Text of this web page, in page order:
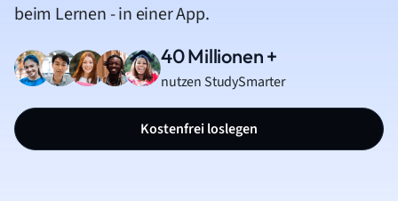
beim Lernen - in einer App.
40 Millionen +
nutzen StudySmarter
Kostenfrei loslegen